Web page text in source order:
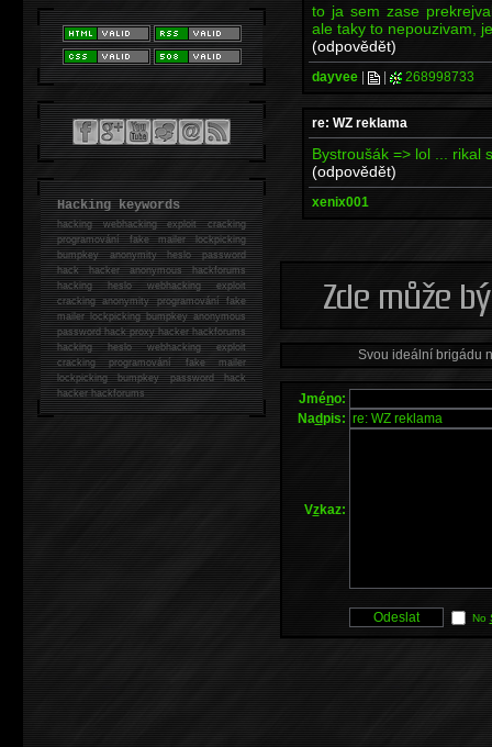
to ja sem zase
ale taky to nepouzivam,
(odpovědět)
dayvee | | 268998733
re: WZ reklama
Bystroušák => lol ... rikal
(odpovědět)
xenix001
Svou ideální brigádu
Jméno:
Nadpis:
Vzkaz:
No
Hacking keywords
hackingwebhacking exploit cracking
programování fake mailer lockpicking
bumpkey anonymity heslo password
hackhacker anonymous hackforums
hackingheslo webhacking exploit
cracking anonymity programování fake
mailer lockpicking bumpkey anonymous
password hack proxy hacker hackforums
hacking heslo webhacking exploit
cracking programování fake mailer
lockpicking bumpkey password hack
hackerhackforums